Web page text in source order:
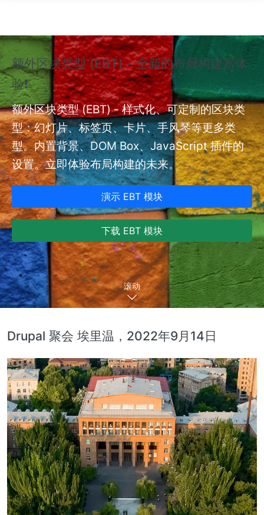
额外区块类型 (EBT) - 全新的布局构建器体
验❗
额外区块类型 (EBT) - 样式化、可定制的区块类
型：幻灯片、标签页、卡片、手风琴等更多类
型。内置背景、DOM Box、JavaScript 插件的
设置。立即体验布局构建的未来。
演示 EBT 模块
下载 EBT 模块
额
滚动
Drupal 聚会 埃里温，2022年9月14日